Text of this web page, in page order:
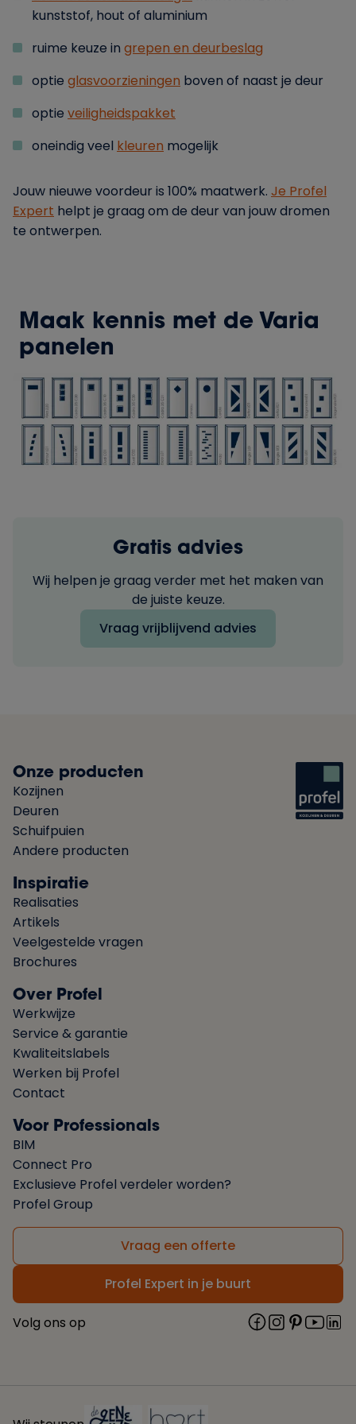
kunststof, hout of aluminium
ruime keuze in grepen en deurbeslag
optie glasvoorzieningen boven of naast je deur
optie veiligheidspakket
oneindig veel kleuren mogelijk
Jouw nieuwe voordeur is 100% maatwerk. Je Profel
Expert helpt je graag om de deur van jouw dromen
te ontwerpen.
Maak kennis met de Varia
panelen
Gratis advies
Wij helpen je graag verder met het maken van
de juiste keuze.
Vraag vrijblijvend advies
Onze producten
Kozijnen
Deuren
Schuifpuien
Andere producten
Inspiratie
Realisaties
Artikels
Veelgestelde vragen
Brochures
Over Profel
Werkwijze
Service & garantie
Kwaliteitslabels
Werken bij Profel
Contact
Voor Professionals
BIM
Connect Pro
Exclusieve Profel verdeler worden?
Profel Group
Vraag een offerte
Profel Expert in je buurt
Volg ons op